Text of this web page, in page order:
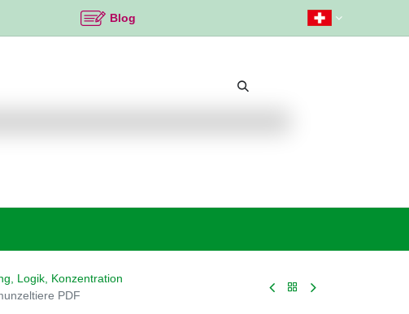
Blog
Logik, Konzentration
PDF